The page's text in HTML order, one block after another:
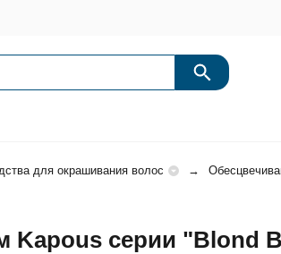
для окрашивания волос
серии "Blond